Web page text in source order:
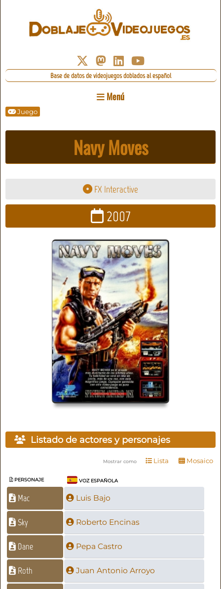
Base de datos de videojuegos doblados al español
Menú
Juego
Navy Moves
FX Interactive
2007
Listado de actores y personajes
Mostrar como Lista Mosaico
PERSONAJE VOZ ESPAÑOLA
Mac Luis Bajo
Sky Roberto Encinas
Dane Pepa Castro
Roth Juan Antonio Arroyo